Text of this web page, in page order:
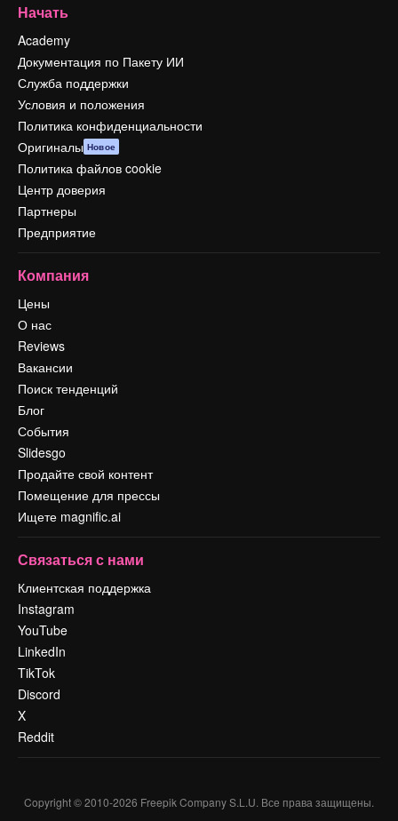
Начать
Academy
Документация по Пакету ИИ
Служба поддержки
Условия и положения
Политика конфиденциальности
Оригиналы Новое
Политика файлов cookie
Центр доверия
Партнеры
Предприятие
Компания
Цены
О нас
Reviews
Вакансии
Поиск тенденций
Блог
События
Slidesgo
Продайте свой контент
Помещение для прессы
Ищете magnific.ai
Связаться с нами
Клиентская поддержка
Instagram
YouTube
LinkedIn
TikTok
Discord
X
Reddit
Copyright © 2010-2026 Freepik Company S.L.U. Все права защищены.